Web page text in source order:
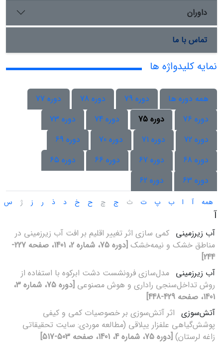
داوران
تماس با ما
نمایه کلیدواژه ها
همه دوره ها دوره 79 دوره 78
دوره 77
دوره 76
دوره 75 دوره 74
دوره 73
دوره 72
دوره 71 دوره 70
دوره 69
دوره 68
دوره 67 دوره 66
دوره 65
دوره 63
دوره 62
همه آ ا ب پ ت ث ج چ ح خ د ذ ر ز ژ س
آ
آب زیر‌زمینی کمی سازی اثر تغییر اقلیم بر افت آب زیر‌زمینی در
مناطق خشک و نیمه‌خشک
[دوره 75، شماره 2، 1401، صفحه 227-
244]
آب زیرزمینی مدل‌سازی فرونشست دشت ابرکوه با استفاده از
روش تداخل‌سنجی راداری و هوش مصنوعی
[دوره 75، شماره 3،
1401، صفحه 429-448]
آتش‌سوزی اثر آتش‌سوزی بر خصوصیات کمی و کیفی
پوشش‌گیاهی علفزار ییلاقی (مطالعه موردی: سایت تحقیقاتی
زاغه لرستان) [دوره 75، شماره 4، 1401، صفحه 503-517]